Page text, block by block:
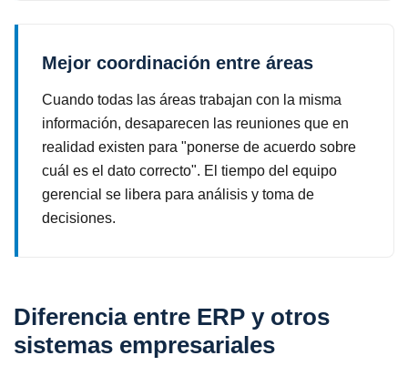
Mejor coordinación entre áreas
Cuando todas las áreas trabajan con la misma
información, desaparecen las reuniones que en
realidad existen para "ponerse de acuerdo sobre
cuál es el dato correcto". El tiempo del equipo
gerencial se libera para análisis y toma de
decisiones.
Diferencia entre ERP y otros
sistemas empresariales